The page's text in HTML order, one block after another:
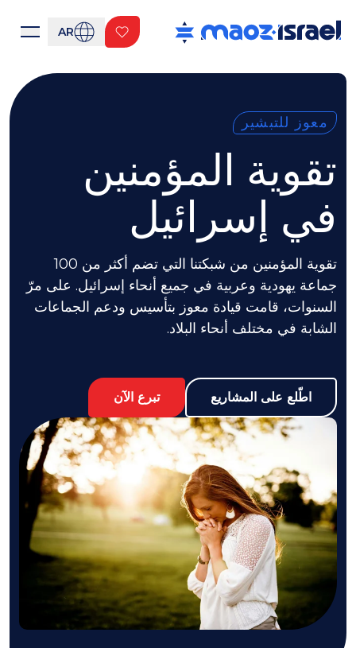
AR
معوز للتبشير
تقوية المؤمنين
في إسرائيل
تقوية المؤمنين من شبكتنا التي تضم أكثر من 100
جماعة يهودية وعربية في جميع أنحاء إسرائيل. على مرّ
السنوات، قامت قيادة معوز بتأسيس ودعم الجماعات
الشابة في مختلف أنحاء البلاد.
اطّلع على المشاريع تبرع الآن